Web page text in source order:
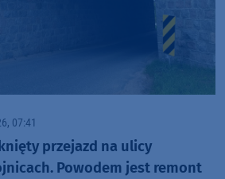
07:41
przejazd na ulicy
Powodem jest remont